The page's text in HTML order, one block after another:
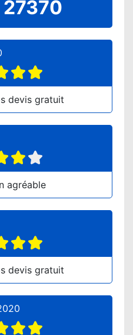
27370
devis gratuit
agréable
devis gratuit